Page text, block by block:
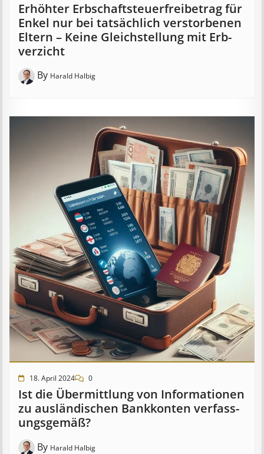
Erhöhter Erb­schaft­steuer­frei­be­trag für
Enkel nur bei tat­säch­lich ver­storb­en­en
Eltern – Keine Gleich­stell­ung mit Erb­
verzicht
By Harald Halbig
18. April 2024 0
Ist die Über­mitt­lung von In­for­mat­ion­en
zu aus­länd­isch­en Bank­kont­en ver­fass­
ungs­ge­mäß?
By Harald Halbig